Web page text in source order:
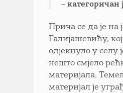
– категоричан
Прича се да је на
Галијашевићу,
одјекнуло у селу
нешто смјело
материјала.
материјал је